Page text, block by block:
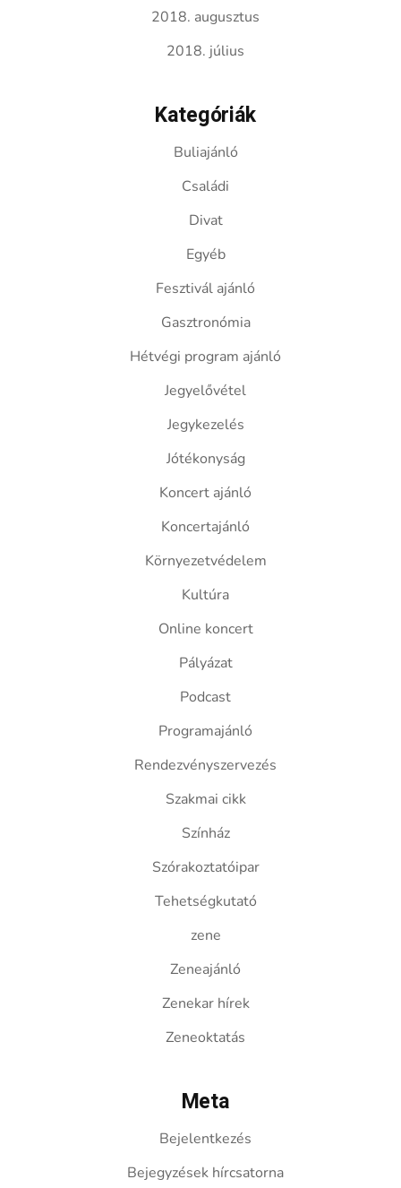
2018. augusztus
2018. július
Kategóriák
Buliajánló
Családi
Divat
Egyéb
Fesztivál ajánló
Gasztronómia
Hétvégi program ajánló
Jegyelővétel
Jegykezelés
Jótékonyság
Koncert ajánló
Koncertajánló
Környezetvédelem
Kultúra
Online koncert
Pályázat
Podcast
Programajánló
Rendezvényszervezés
Szakmai cikk
Színház
Szórakoztatóipar
Tehetségkutató
zene
Zeneajánló
Zenekar hírek
Zeneoktatás
Meta
Bejelentkezés
Bejegyzések hírcsatorna